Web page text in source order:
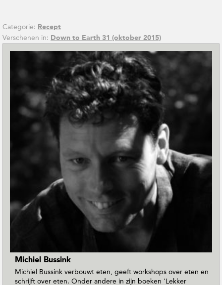
Categorie: Recept
Verschenen in: Down to Earth 31 (oktober 2015)
Michiel Bussink
Michiel Bussink verbouwt eten, geeft workshops over eten en
schrijft over eten. Onder andere in zijn boeken 'Lekker